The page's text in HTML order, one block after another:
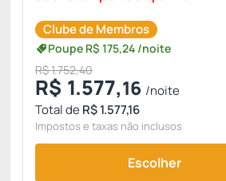
Clube de Membros
Poupe R$ 175,24 /noite
R$ 1.752,40
R$ 1.577,16 /noite
Total deR$ 1.577,16
Impostos e taxas não inclusos
Escolher